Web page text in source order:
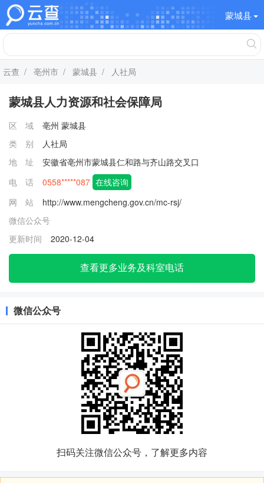
蒙城县
云查 / 亳州市 / 蒙城县 / 人社局
蒙城县人力资源和社会保障局
区 域 亳州 蒙城县
类 别
人社局
地 址
安徽省亳州市蒙城县仁和路与齐山路交叉口
电 话
0558*****087 在线咨询
网 站
http://www.mengcheng.gov.cn/mc-rsj/
微信公众号
更新时间
2020-12-04
查看更多业务及科室电话
微信公众号
扫码关注微信公众号，了解更多内容